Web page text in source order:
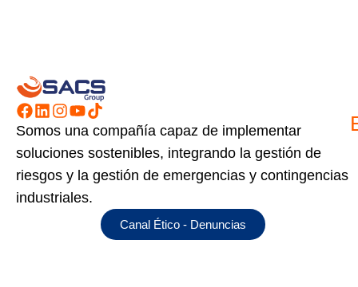
Somos una compañía capaz de implementar
soluciones sostenibles, integrando la gestión de
riesgos y la gestión de emergencias y contingencias
industriales.
Canal Ético - Denuncias